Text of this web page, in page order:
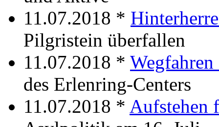
11.07.2018 *
Pilgristein überfallen
11.07.2018 *
des Erlenring-Centers
11.07.2018 * Aufstehen